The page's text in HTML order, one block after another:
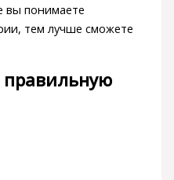
вы понимаете
тем лучше сможете